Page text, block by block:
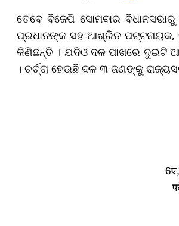
ତେବେବିଜେପି ସୋମବାର
ପ୍ରଧାନଙ୍କ ସହ ଆଶ୍ରିତ ପଟ୍ଟନାୟକ,
କିଣିଛନ୍ତି । ଯଦିଓ ଦଳ ପାଖରେ ଦୁଇଟି
। ଚର୍ଚ୍ଚା ହେଉଛି ଦଳ ୩ ଜଣଙ୍କୁ